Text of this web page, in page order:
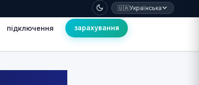
🇺🇦Українська
підключення зарахування